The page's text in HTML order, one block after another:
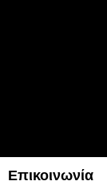
Επικοινωνία